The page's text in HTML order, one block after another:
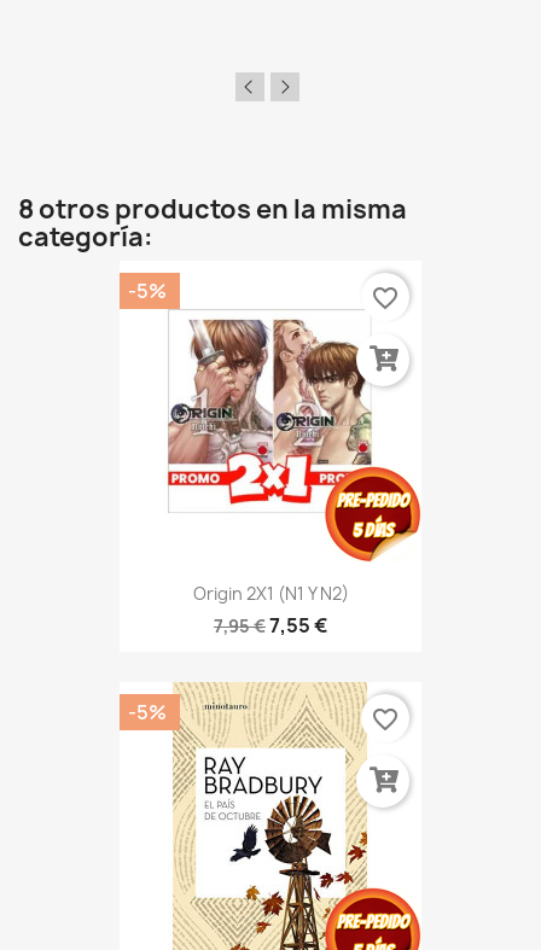
8 otros productos en la misma
categoría:
Origin 2X1 (N1 Y N2)
7,95 €7,55 €
-5% favorite_border
-5% favorite_border